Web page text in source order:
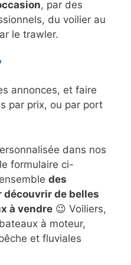
, par des
du voilier au
le trawler.
annonces, et faire
par prix, ou par port
dans nos
formulaire ci-
des
découvrir de belles
à vendre 😉 Voiliers,
à moteur,
et fluviales